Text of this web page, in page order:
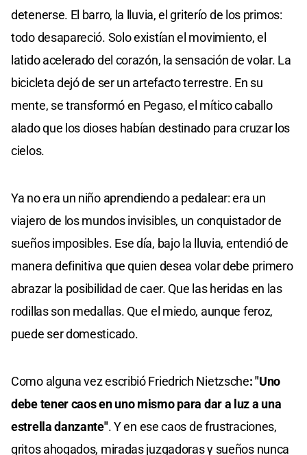
detenerse. El barro, la lluvia, el griterío de los primos:
todo desapareció. Solo existían el movimiento, el
latido acelerado del corazón, la sensación de volar. La
bicicleta dejó de ser un artefacto terrestre. En su
mente, se transformó en Pegaso, el mítico caballo
alado que los dioses habían destinado para cruzar los
cielos.
Ya no era un niño aprendiendo a pedalear: era un
viajero de los mundos invisibles, un conquistador de
sueños imposibles. Ese día, bajo la lluvia, entendió de
manera definitiva que quien desea volar debe primero
abrazar la posibilidad de caer. Que las heridas en las
rodillas son medallas. Que el miedo, aunque feroz,
puede ser domesticado.
Como alguna vez escribió Friedrich Nietzsche: "Uno
debe tener caos en uno mismo para dar a luz a una
estrella danzante". Y en ese caos de frustraciones,
gritos ahogados, miradas juzgadoras y sueños nunca